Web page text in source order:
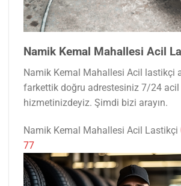
Namik Kemal Mahallesi Acil
Namik Kemal Mahallesi Acil lastikçi
farkettik doğru adrestesiniz 7/24
hizmetinizdeyiz. Şimdi bizi arayın.
Namik Kemal Mahallesi Acil Lastikçi
77